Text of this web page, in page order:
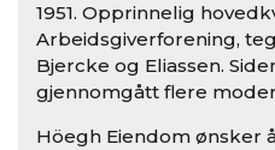
1951. Opprinnelig
Arbeidsgiverforening,
Bjercke og Eliassen.
gjennomgått flere
Höegh Eiendom ønsker